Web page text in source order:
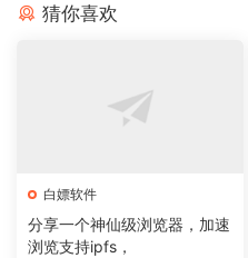
猜你喜欢
白嫖软件
分享一个神仙级浏览器，加速
浏览支持ipfs，